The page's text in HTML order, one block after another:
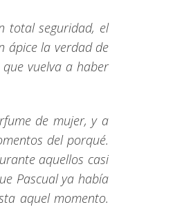
total seguridad, el
ápice la verdad de
vuelva a haber
de mujer, y a
del porqué.
aquellos casi
Pascual ya había
aquel momento.